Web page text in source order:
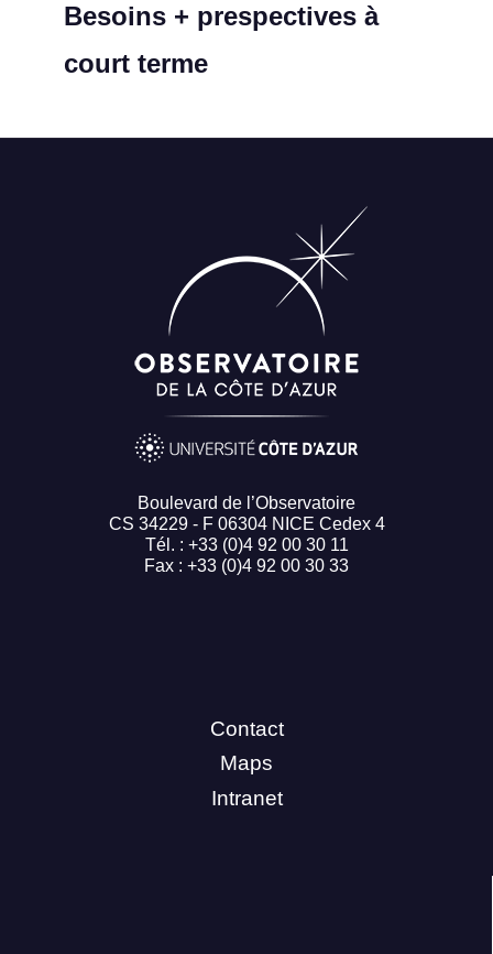
Besoins + prespectives à
court terme
Boulevard de l’Observatoire
CS 34229 - F 06304 NICE Cedex 4
Tél. : +33 (0)4 92 00 30 11
Fax : +33 (0)4 92 00 30 33
Contact
Maps
Intranet